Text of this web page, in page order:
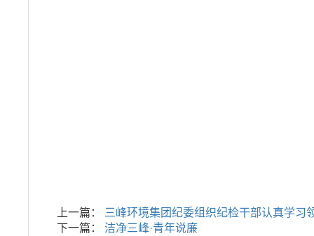
上一篇：
三峰环境集团纪委组织纪检干部认真学习
下一篇：
洁净三峰·青年说廉